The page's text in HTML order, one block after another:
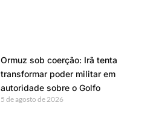
Ormuz sob coerção: Irã tenta
transformar poder militar em
autoridade sobre o Golfo
5 de agosto de 2026